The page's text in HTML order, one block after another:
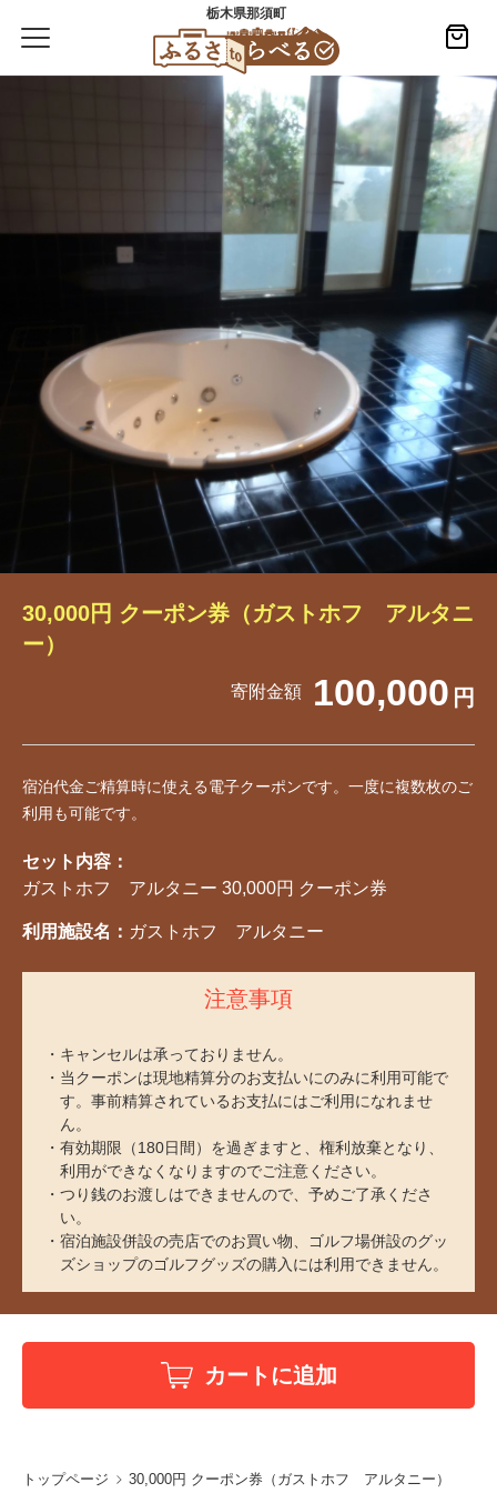
栃木県那須町
30,000円 クーポン券（ガストホフ アルタニ
ー）
寄附金額 100,000 円
宿泊代金ご精算時に使える電子クーポンです。一度に複数枚のご
利用も可能です。
セット内容：
ガストホフ アルタニー 30,000円 クーポン券
利用施設名： ガストホフ アルタニー
注意事項
キャンセルは承っておりません。
当クーポンは現地精算分のお支払いにのみに利用可能で
す。事前精算されているお支払にはご利用になれませ
ん。
有効期限（180日間）を過ぎますと、権利放棄となり、
利用ができなくなりますのでご注意ください。
つり銭のお渡しはできませんので、予めご了承くださ
い。
宿泊施設併設の売店でのお買い物、ゴルフ場併設のグッ
ズショップのゴルフグッズの購入には利用できません。
カートに追加
トップページ 30,000円 クーポン券（ガストホフ アルタニー）